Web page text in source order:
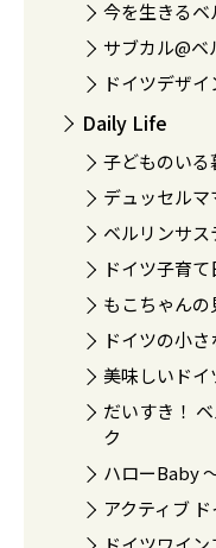
今を生きるベ
サブカル@ベ
ドイツデザ
Daily Life
子どものい
デュッセル
ベルリンサ
ドイツ子育て
もこちゃんの
ドイツの小
美味しいド
だいすき！
ク
ハローBaby
アクティブ ド